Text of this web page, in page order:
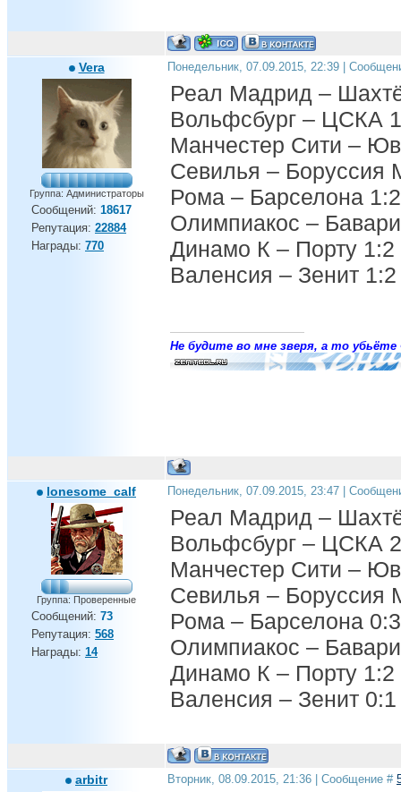
Vera
Группа: Администраторы
Сообщений: 18617
Репутация: 22884
Награды: 770
Понедельник, 07.09.2015, 22:39 |
Реал Мадрид –
Вольфсбург – ЦСКА
Манчестер Сити –
Севилья – Боруссия
Рома – Барселона 1:2
Олимпиакос –
Динамо К – Порту 1:2
Валенсия – Зенит 1:2
Не будите во мне зверя, а то убьёте
lonesome_calf
Группа: Проверенные
Сообщений: 73
Репутация: 568
Награды: 14
Понедельник, 07.09.2015, 23:47 |
Реал Мадрид –
Вольфсбург – ЦСКА
Манчестер Сити –
Севилья – Боруссия
Рома – Барселона 0:3
Олимпиакос –
Динамо К – Порту 1:2
Валенсия – Зенит 0:1
arbitr Вторник, 08.09.2015, 21:36 | Сообщение #